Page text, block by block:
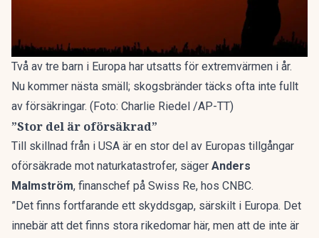
Två av tre barn i Europa har utsatts för extremvärmen i år.
Nu kommer nästa smäll; skogsbränder täcks ofta inte fullt
av försäkringar. (Foto: Charlie Riedel /AP-TT)
”Stor del är oförsäkrad”
Till skillnad från i USA är en stor del av Europas tillgångar
oförsäkrade mot naturkatastrofer, säger Anders
Malmström, finanschef på Swiss Re, hos CNBC.
”Det finns fortfarande ett skyddsgap, särskilt i Europa. Det
innebär att det finns stora rikedomar här, men att de inte är